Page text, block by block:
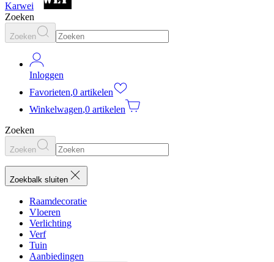
Karwei
Zoeken
Zoeken
Inloggen
Favorieten,0 artikelen
Winkelwagen,0 artikelen
Zoeken
Zoeken
Zoekbalk sluiten
Raamdecoratie
Vloeren
Verlichting
Verf
Tuin
Aanbiedingen